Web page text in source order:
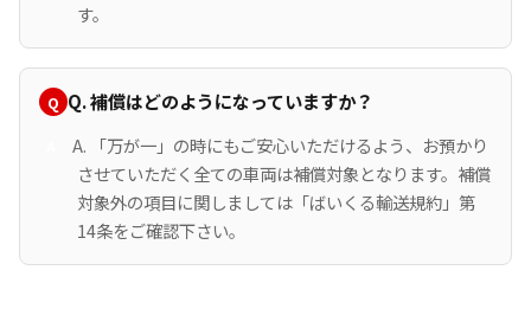
す。
Q. 補償はどのようになっていますか？
A. 「万が一」の時にもご安心いただけるよう、お預かり
させていただく全ての車両は補償対象となります。補償
対象外の項目に関しましては「ばいくる輸送規約」第
14条をご確認下さい。